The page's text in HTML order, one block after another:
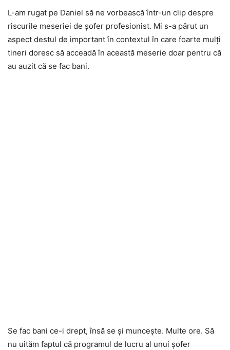
L-am rugat pe Daniel să ne vorbească într-un clip despre
riscurile meseriei de șofer profesionist. Mi s-a părut un
aspect destul de important în contextul în care foarte mulți
tineri doresc să acceadă în această meserie doar pentru că
au auzit că se fac bani.
Se fac bani ce-i drept, însă se și muncește. Multe ore. Să
nu uităm faptul că programul de lucru al unui șofer